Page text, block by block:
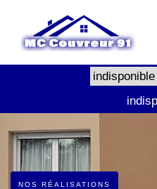
indisponible
NOS RÉALISATIONS